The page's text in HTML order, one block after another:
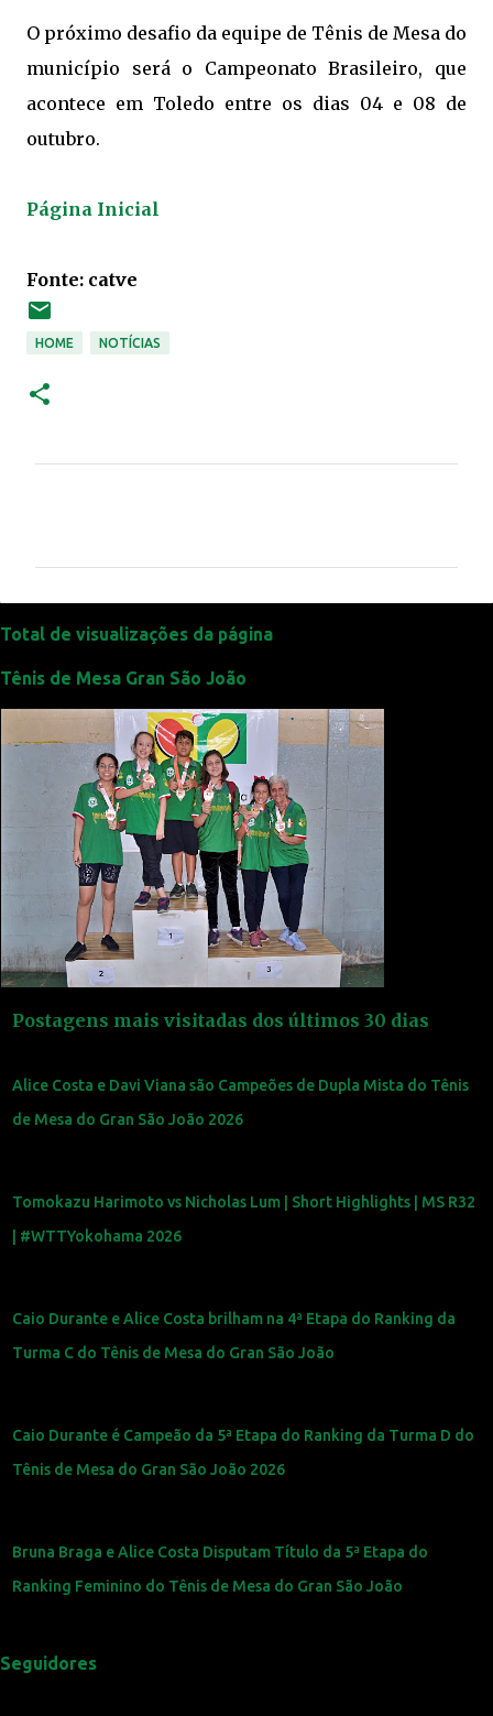
O próximo desafio da equipe de Tênis de Mesa do
município será o Campeonato Brasileiro, que
acontece em Toledo entre os dias 04 e 08 de
outubro.
Página Inicial
Fonte: catve
HOME NOTÍCIAS
e
n
t
r
i
Total de visualizações da página
Tênis de Mesa Gran São João
Postagens mais visitadas dos últimos 30 dias
Alice Costa e Davi Viana são Campeões de Dupla Mista do Tênis
de Mesa do Gran São João 2026
Tomokazu Harimoto vs Nicholas Lum | Short Highlights | MS R32
| #WTTYokohama 2026
Caio Durante e Alice Costa brilham na 4ª Etapa do Ranking da
Turma C do Tênis de Mesa do Gran São João
Caio Durante é Campeão da 5ª Etapa do Ranking da Turma D do
Tênis de Mesa do Gran São João 2026
Bruna Braga e Alice Costa Disputam Título da 5ª Etapa do
Ranking Feminino do Tênis de Mesa do Gran São João
Seguidores